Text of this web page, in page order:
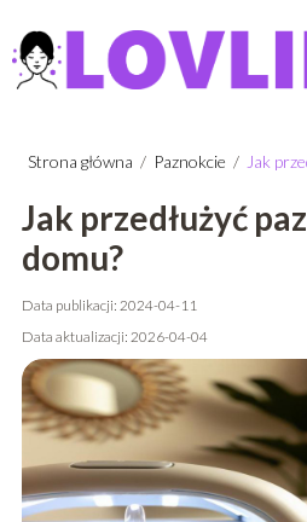
Strona główna / Paznokcie / Jak
Jak przedłużyć
domu?
Data publikacji: 2024-04-11
Data aktualizacji: 2026-04-04